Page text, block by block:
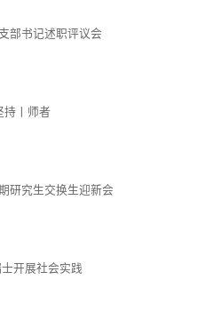
部书记述职评议会
持丨师者
研究生交换生迎新会
开展社会实践